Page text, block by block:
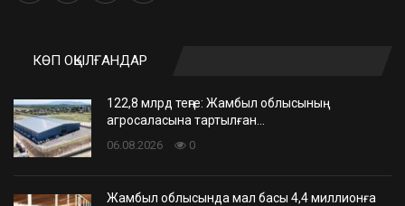
КӨП ОҚЫЛҒАНДАР
122,8 млрд теңге: Жамбыл облысының
агросаласына тартылған…
06.08.2026 0
Жамбыл облысында мал басы 4,4 миллионға